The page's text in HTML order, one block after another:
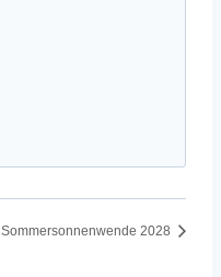
Sommersonnenwende 2028